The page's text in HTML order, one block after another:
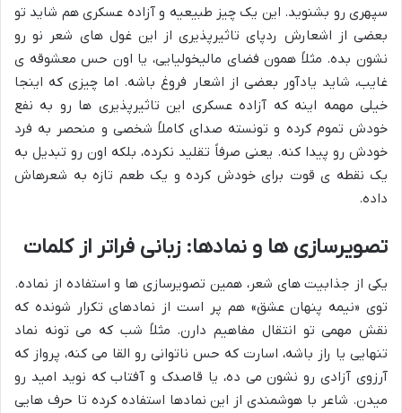
سپهری رو بشنوید. این یک چیز طبیعیه و آزاده عسکری هم شاید تو
بعضی از اشعارش ردپای تاثیرپذیری از این غول های شعر نو رو
نشون بده. مثلاً همون فضای مالیخولیایی، یا اون حس معشوقه ی
غایب، شاید یادآور بعضی از اشعار فروغ باشه. اما چیزی که اینجا
خیلی مهمه اینه که آزاده عسکری این تاثیرپذیری ها رو به نفع
خودش تموم کرده و تونسته صدای کاملاً شخصی و منحصر به فرد
خودش رو پیدا کنه. یعنی صرفاً تقلید نکرده، بلکه اون رو تبدیل به
یک نقطه ی قوت برای خودش کرده و یک طعم تازه به شعرهاش
داده.
تصویرسازی ها و نمادها: زبانی فراتر از کلمات
یکی از جذابیت های شعر، همین تصویرسازی ها و استفاده از نماده.
توی «نیمه پنهان عشق» هم پر است از نمادهای تکرار شونده که
نقش مهمی تو انتقال مفاهیم دارن. مثلاً شب که می تونه نماد
تنهایی یا راز باشه، اسارت که حس ناتوانی رو القا می کنه، پرواز که
آرزوی آزادی رو نشون می ده، یا قاصدک و آفتاب که نوید امید رو
میدن. شاعر با هوشمندی از این نمادها استفاده کرده تا حرف هایی